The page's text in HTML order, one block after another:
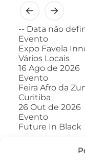
-- Data não
Evento
Expo Favela
Vários Locais
16 Ago de 2026
Evento
Feira Afro da
Curitiba
26 Out de 2026
Evento
Future In Black